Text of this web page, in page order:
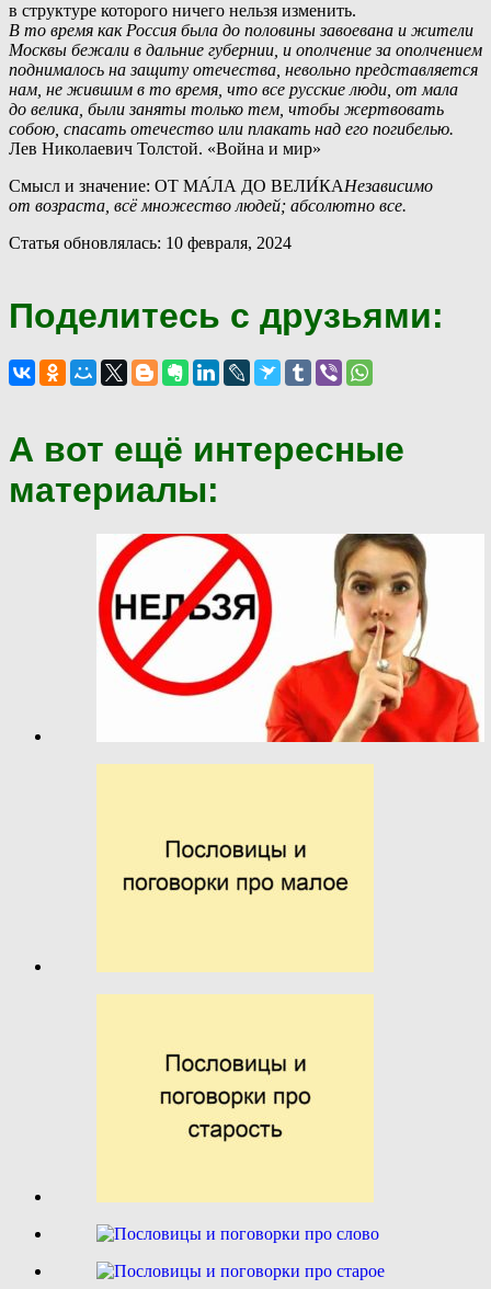
в структуре которого ничего нельзя изменить.
В то время как Россия была до половины завоевана и жители
Москвы бежали в дальние губернии, и ополчение за ополчением
поднималось на защиту отечества, невольно представляется
нам, не жившим в то время, что все русские люди, от мала
до велика, были заняты только тем, чтобы жертвовать
собою, спасать отечество или плакать над его погибелью.
Лев Николаевич Толстой. «Война и мир»
Смысл и значение: ОТ МА́ЛА ДО ВЕЛИ́КАНезависимо
от возраста, всё множество людей; абсолютно все.
Статья обновлялась: 10 февраля, 2024
Поделитесь с друзьями:
А вот ещё интересные
материалы: